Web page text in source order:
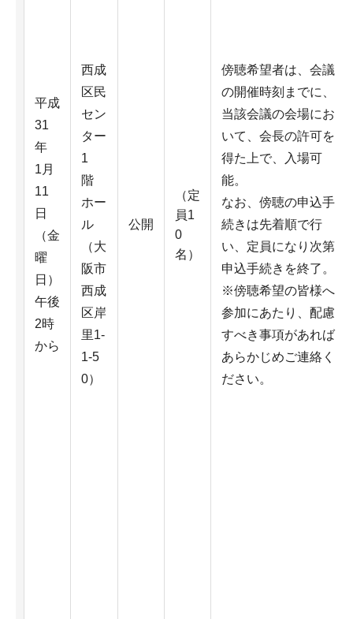
平成
31
年
1月
11
日
（金
曜
日）
午後
2時
から
西成
区民
セン
ター
1
階
ホー
ル
（大
阪市
西成
区岸
里1-
1-5
0）
公開
（定
員1
0
名）
傍聴希望者は、会議
の開催時刻までに、
当該会議の会場にお
いて、会長の許可を
得た上で、入場可
能。
なお、傍聴の申込手
続きは先着順で行
い、定員になり次第
申込手続きを終了。
※傍聴希望の皆様へ
参加にあたり、配慮
すべき事項があれば
あらかじめご連絡く
ださい。